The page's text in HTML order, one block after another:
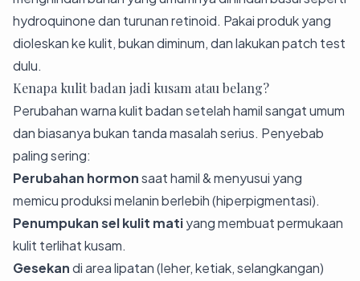
hydroquinone dan turunan retinoid. Pakai produk yang
dioleskan ke kulit, bukan diminum, dan lakukan patch test
dulu.
Kenapa kulit badan jadi kusam atau belang?
Perubahan warna kulit badan setelah hamil sangat umum
dan biasanya bukan tanda masalah serius. Penyebab
paling sering:
Perubahan hormonsaat hamil & menyusui yang
memicu produksi melanin berlebih (hiperpigmentasi).
Penumpukan sel kulit matiyang membuat permukaan
kulit terlihat kusam.
Gesekandi area lipatan (leher, ketiak, selangkangan)